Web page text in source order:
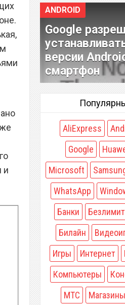
и
ANDROID
Google
версии
смартфон
AliExpress
Google
Microsoft
WhatsApp
Банки
Безлимит
Билайн
Игры
Интернет
Компьютеры
МТС
Магазины